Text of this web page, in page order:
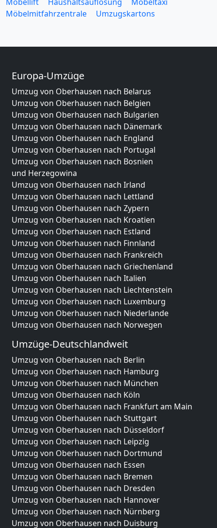
Möbelmitfahrzentrale
Umzugskartons
Europa-Umzüge
Umzug von Oberhausen nach Belarus
Umzug von Oberhausen nach Belgien
Umzug von Oberhausen nach Bulgarien
Umzug von Oberhausen nach Dänemark
Umzug von Oberhausen nach England
Umzug von Oberhausen nach Portugal
Umzug von Oberhausen nach Bosnien
und Herzegowina
Umzug von Oberhausen nach Irland
Umzug von Oberhausen nach Lettland
Umzug von Oberhausen nach Zypern
Umzug von Oberhausen nach Kroatien
Umzug von Oberhausen nach Estland
Umzug von Oberhausen nach Finnland
Umzug von Oberhausen nach Frankreich
Umzug von Oberhausen nach Griechenland
Umzug von Oberhausen nach Italien
Umzug von Oberhausen nach Liechtenstein
Umzug von Oberhausen nach Luxemburg
Umzug von Oberhausen nach Niederlande
Umzug von Oberhausen nach Norwegen
Umzüge-Deutschlandweit
Umzug von Oberhausen nach Berlin
Umzug von Oberhausen nach Hamburg
Umzug von Oberhausen nach München
Umzug von Oberhausen nach Köln
Umzug von Oberhausen nach Frankfurt am Main
Umzug von Oberhausen nach Stuttgart
Umzug von Oberhausen nach Düsseldorf
Umzug von Oberhausen nach Leipzig
Umzug von Oberhausen nach Dortmund
Umzug von Oberhausen nach Essen
Umzug von Oberhausen nach Bremen
Umzug von Oberhausen nach Dresden
Umzug von Oberhausen nach Hannover
Umzug von Oberhausen nach Nürnberg
Umzug von Oberhausen nach Duisburg